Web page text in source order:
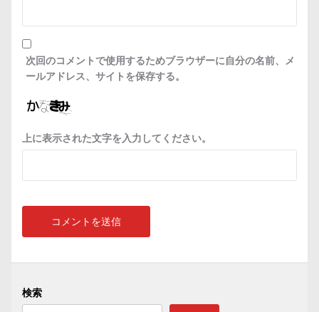
次回のコメントで使用するためブラウザーに自分の名前、メ
ールアドレス、サイトを保存する。
上に表示された文字を入力してください。
検索